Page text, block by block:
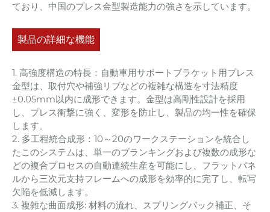
ており、中国のプレス金型製造能力の強さを示しています。
製品の詳細な機能
1. 高強度構造の特長：自動車用サポートブラケット用プレス
金型は、取付穴や補強リブなどの複雑な構造を寸法精度
±0.05mm以内に成形できます。金型は高剛性設計を採用
し、プレス衝撃に強く、変形を防止し、製品の均一性を確保
します。
2. 多工程統合成形：10～20のワークステーションを統合し
たこのシステムは、単一のブランキングおよび複数の成形な
どの複合プロセスの自動連続生産を可能にし、フラットパネ
ルから三次元支持フレームへの成形を効率的に完了し、転写
欠陥を低減します。
3. 複雑な曲面成形: 材料の流れ、スプリングバック補正、そ